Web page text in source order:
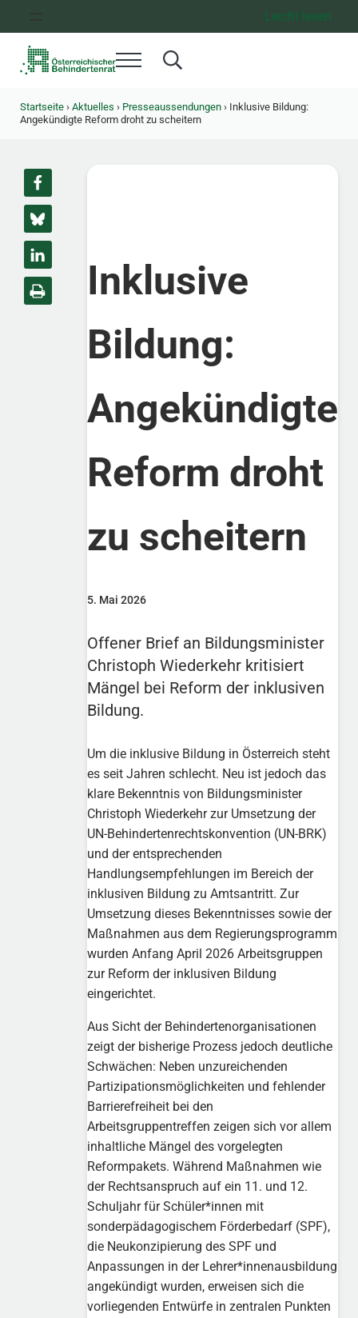
Leicht lesen
Menü Search...
Startseite › Aktuelles › Presseaussendungen ›Inklusive Bildung:
Angekündigte Reform droht zu scheitern
Inklusive
Bildung:
Angekündigte
Reform droht
zu scheitern
5. Mai 2026
Offener Brief an Bildungsminister
Christoph Wiederkehr kritisiert
Mängel bei Reform der inklusiven
Bildung.
Um die inklusive Bildung in Österreich steht
es seit Jahren schlecht. Neu ist jedoch das
klare Bekenntnis von Bildungsminister
Christoph Wiederkehr zur Umsetzung der
UN-Behindertenrechtskonvention (UN-BRK)
und der entsprechenden
Handlungsempfehlungen im Bereich der
inklusiven Bildung zu Amtsantritt. Zur
Umsetzung dieses Bekenntnisses sowie der
Maßnahmen aus dem Regierungsprogramm
wurden Anfang April 2026 Arbeitsgruppen
zur Reform der inklusiven Bildung
eingerichtet.
Aus Sicht der Behindertenorganisationen
zeigt der bisherige Prozess jedoch deutliche
Schwächen: Neben unzureichenden
Partizipationsmöglichkeiten und fehlender
Barrierefreiheit bei den
Arbeitsgruppentreffen zeigen sich vor allem
inhaltliche Mängel des vorgelegten
Reformpakets. Während Maßnahmen wie
der Rechtsanspruch auf ein 11. und 12.
Schuljahr für Schüler*innen mit
sonderpädagogischem Förderbedarf (SPF),
die Neukonzipierung des SPF und
Anpassungen in der Lehrer*innenausbildung
angekündigt wurden, erweisen sich die
vorliegenden Entwürfe in zentralen Punkten